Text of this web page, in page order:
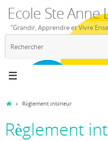
contenu
Ecole Ste Anne
"Grandir, Apprendre et Vivre
AccueilRèglement intérieur
Règlement